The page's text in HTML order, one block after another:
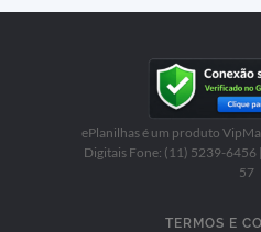
ePlanilhas é um produto
Digitais Fone: (11) 5239-
57
TERMOS E